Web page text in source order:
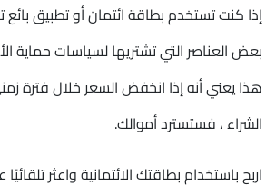
إذا كنت تستخدم بطاقة ائتمان أو تطبيق
بعض العناصر التي تشتريها لسياسات حماية
هذا يعني أنه إذا انخفض السعر خلال فترة
الشراء ، فستسترد أموالك.
اربح باستخدام بطاقتك الائتمانية واعثر